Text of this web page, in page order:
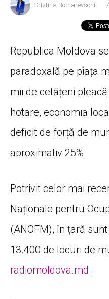
Cristina Botnarevschi
Republica Moldova
paradoxală pe piața
mii de cetățeni
hotare, economia
deficit de forță de
aproximativ 25%.
Potrivit celor mai
Naționale pentru
(ANOFM), în țară
13.400 de locuri de
radiomoldova.md.